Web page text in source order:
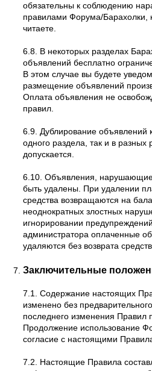
обязательны к соблюдению
правилами Форума/Барахолки,
читаете.
6.8. В некоторых разделах
объявлений бесплатно
В этом случае вы будете
размещение объявлений
Оплата объявления не
правил.
6.9. Дублирование объявлений
одного раздела, так и в разных
допускается.
6.10. Объявления, нарушающие
быть удалены. При удалении
средства возвращаются на
неоднократных злостных
игнорировании
администратора оплаченные
удаляются без возврата
Заключительные
7.1. Содержание настоящих
изменено без
последнего изменения Правил
Продолжение использование
согласие с настоящими
7.2. Настоящие Правила